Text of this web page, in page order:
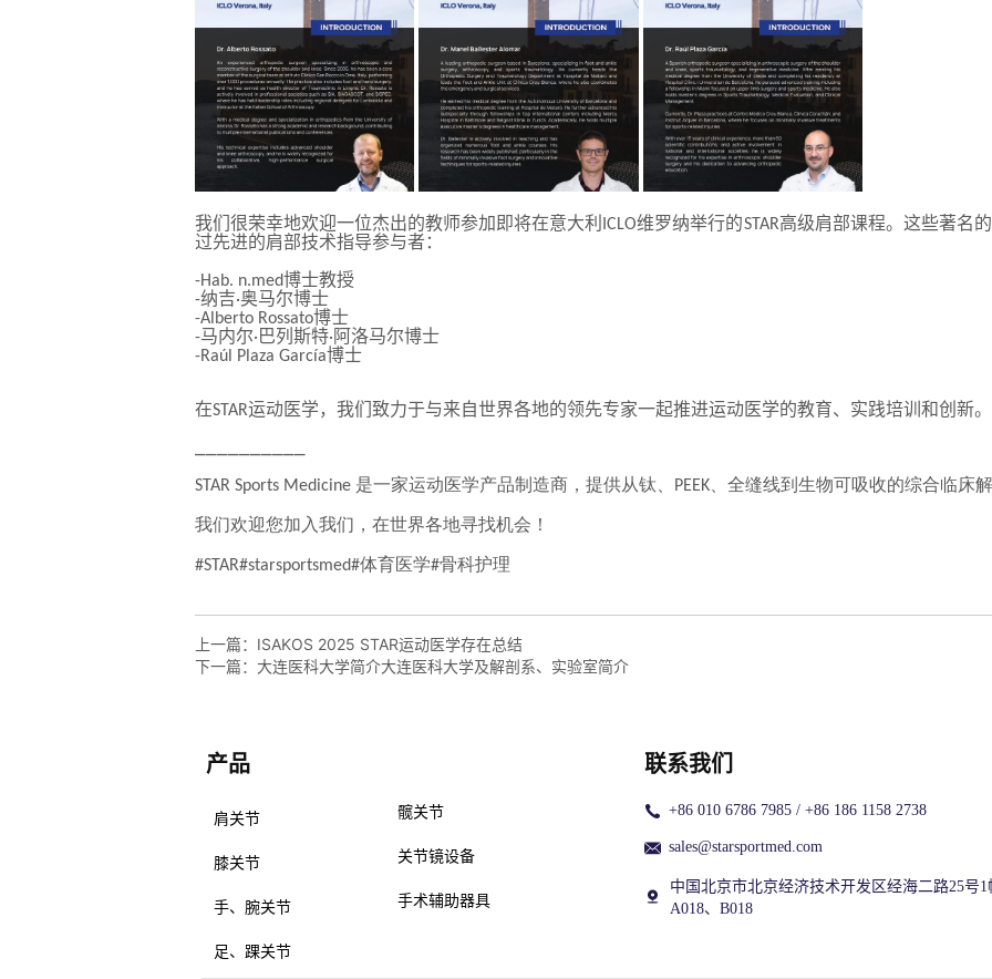
上一篇： ISAKOS 2025 STAR运动医学存在总结
下一篇： 大连医科大学简介大连医科大学及解剖系、实验室简介
产品
肩关节
膝关节
手、腕关节
足、踝关节
髋关节
关节镜设备
手术辅助器具
联系我们
+86 010 6786 7985 / +86 186 1158 2738
sales@starsportmed.com
中国北京市北京经济技术开发区经海二路25号1
A018、B018